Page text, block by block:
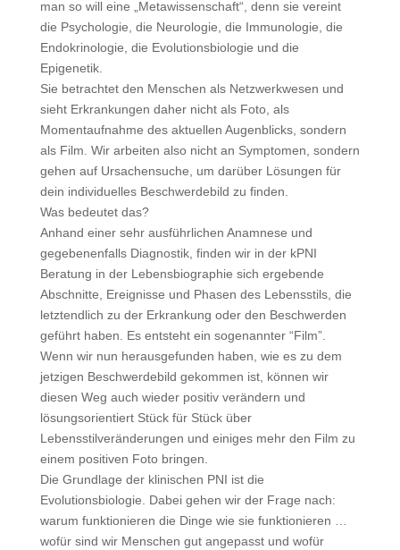
man so will eine „Metawissenschaft“, denn sie vereint
die Psychologie, die Neurologie, die Immunologie, die
Endokrinologie, die Evolutionsbiologie und die
Epigenetik.
Sie betrachtet den Menschen als Netzwerkwesen und
sieht Erkrankungen daher nicht als Foto, als
Momentaufnahme des aktuellen Augenblicks, sondern
als Film. Wir arbeiten also nicht an Symptomen, sondern
gehen auf Ursachensuche, um darüber Lösungen für
dein individuelles Beschwerdebild zu finden.
Was bedeutet das?
Anhand einer sehr ausführlichen Anamnese und
gegebenenfalls Diagnostik, finden wir in der kPNI
Beratung in der Lebensbiographie sich ergebende
Abschnitte, Ereignisse und Phasen des Lebensstils, die
letztendlich zu der Erkrankung oder den Beschwerden
geführt haben. Es entsteht ein sogenannter “Film”.
Wenn wir nun herausgefunden haben, wie es zu dem
jetzigen Beschwerdebild gekommen ist, können wir
diesen Weg auch wieder positiv verändern und
lösungsorientiert Stück für Stück über
Lebensstilveränderungen und einiges mehr den Film zu
einem positiven Foto bringen.
Die Grundlage der klinischen PNI ist die
Evolutionsbiologie. Dabei gehen wir der Frage nach:
warum funktionieren die Dinge wie sie funktionieren …
wofür sind wir Menschen gut angepasst und wofür